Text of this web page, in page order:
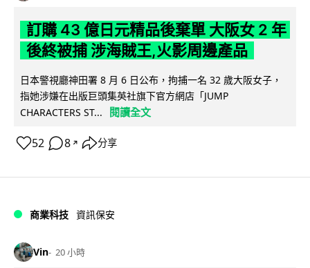
訂購 43 億日元精品後棄單 大阪女 2 年
後終被捕 涉海賊王,火影周邊產品
日本警視廳神田署 8 月 6 日公布，拘捕一名 32 歲大阪女子，
指她涉嫌在出版巨頭集英社旗下官方網店「JUMP
CHARACTERS ST...
閱讀全文
52 8 ↗ 分享
商業科技 資訊保安
Vin 20 小時